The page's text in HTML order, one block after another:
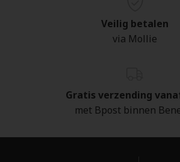
Veilig betalen
via Mollie
Gratis verzending
met Bpost binnen